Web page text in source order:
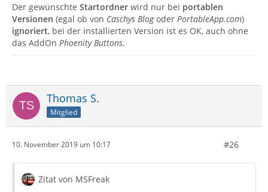
Der gewünschte Startordner wird nur bei portablen
Versionen (egal ob von Caschys Blogoder PortableApp.com)
ignoriert, bei der installierten Version ist es OK, auch ohne
das AddOn Phoenity Buttons.
Thomas S.
Mitglied
10. November 2019 um 10:17 #26
Zitat von MSFreak